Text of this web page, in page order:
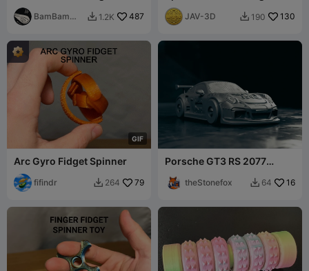
Spinner
BamBam
 1.2K 487
Alternative zu klassischen
Würfeln
JAV-3D  190 130
GIF
Arc Gyro Fidget Spinner
fifindr  264 79
Porsche GT3 RS 2077
theStonefox  64 16